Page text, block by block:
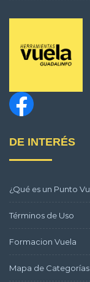
DE INTERÉS
¿Qué es un Punto
Términos de Uso
Formacion Vuela
Mapa de Categorías